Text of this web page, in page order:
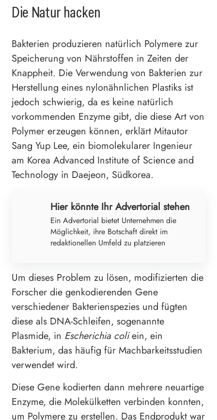
Die Natur hacken
Bakterien produzieren natürlich Polymere zur
Speicherung von Nährstoffen in Zeiten der
Knappheit. Die Verwendung von Bakterien zur
Herstellung eines nylonähnlichen Plastiks ist
jedoch schwierig, da es keine natürlich
vorkommenden Enzyme gibt, die diese Art von
Polymer erzeugen können, erklärt Mitautor
Sang Yup Lee, ein biomolekularer Ingenieur
am Korea Advanced Institute of Science and
Technology in Daejeon, Südkorea.
Hier könnte Ihr Advertorial stehen
Ein Advertorial bietet Unternehmen die
Möglichkeit, ihre Botschaft direkt im
redaktionellen Umfeld zu platzieren
Um dieses Problem zu lösen, modifizierten die
Forscher die genkodierenden Gene
verschiedener Bakterienspezies und fügten
diese als DNA-Schleifen, sogenannte
Plasmide, in Escherichia coliein, ein
Bakterium, das häufig für Machbarkeitsstudien
verwendet wird.
Diese Gene kodierten dann mehrere neuartige
Enzyme, die Molekülketten verbinden konnten,
um Polymere zu erstellen. Das Endprodukt war